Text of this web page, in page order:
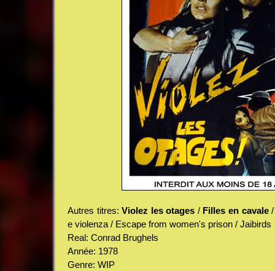
Autres titres:Violez les otages / Filles en cavale/
e violenza / Escape from women's prison / Jaibirds
Real: Conrad Brughels
Année: 1978
Genre: WIP